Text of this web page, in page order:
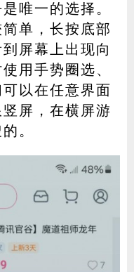
唯一的选择。
单，长按底部
屏幕上出现向
用手势圈选、
以在任意界面
屏，在横屏游
。